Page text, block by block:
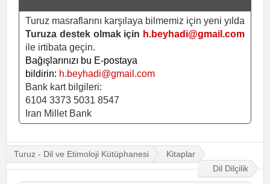
Turuz masraflarını karşılaya bilmemiz için yeni yılda
Turuza destek olmak için h.beyhadi@gmail.com
ile irtibata geçin.
Bağışlarınızı bu E-postaya
bildirin: h.beyhadi@gmail.com
Bank kart bilgileri:
6104 3373 5031 8547
Iran Millet Bank
Turuz - Dil ve Etimoloji Kütüphanesi
Kitaplar
Dil Dilçilik